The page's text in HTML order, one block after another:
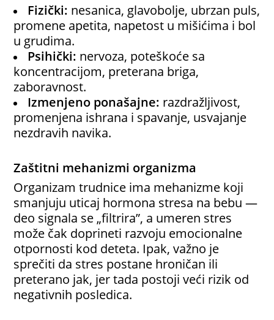
Fizički: nesanica, glavobolje, ubrzan puls,
promene apetita, napetost u mišićima i bol
u grudima.
Psihički: nervoza, poteškoće sa
koncentracijom, preterana briga,
zaboravnost.
Izmenjeno ponašajne: razdražljivost,
promenjena ishrana i spavanje, usvajanje
nezdravih navika.
Zaštitni mehanizmi organizma
Organizam trudnice ima mehanizme koji
smanjuju uticaj hormona stresa na bebu —
deo signala se „filtrira”, a umeren stres
može čak doprineti razvoju emocionalne
otpornosti kod deteta. Ipak, važno je
sprečiti da stres postane hroničan ili
preterano jak, jer tada postoji veći rizik od
negativnih posledica.